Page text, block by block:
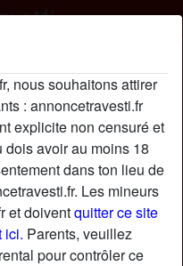
nous souhaitons attirer
: annoncetravesti.fr
explicite non censuré et
avoir au moins 18
dans ton lieu de
Les mineurs
et doiventquitter ce site
ici. Parents, veuillez
pour contrôler ce